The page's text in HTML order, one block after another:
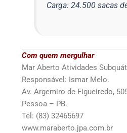
Carga: 24.500 sacas
Com quem mergulhar
Mar Aberto Atividades
Responsável: Ismar Melo.
Av. Argemiro de Figueiredo,
Pessoa – PB.
Tel: (83) 32465697
www.maraberto.jpa.com.br